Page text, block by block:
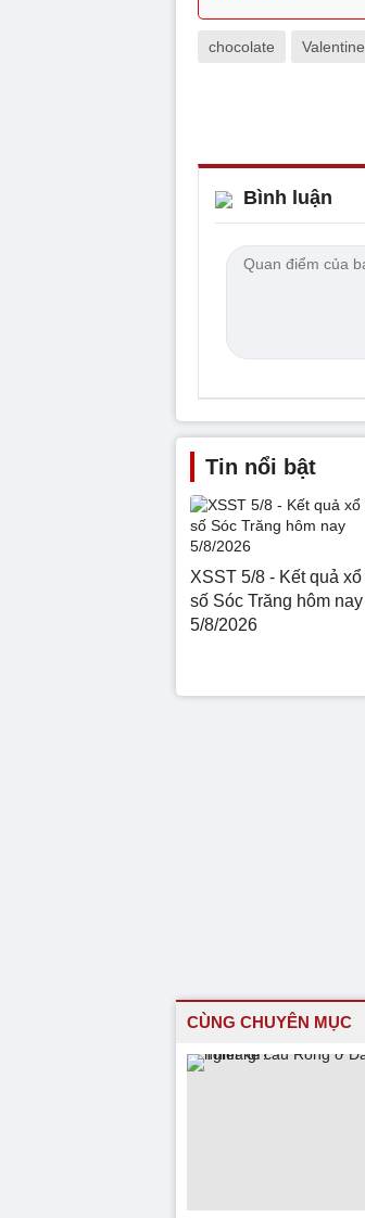
chocolate Valentine
Bình luận
Tin nổi bật
XSST 5/8 - Kết quả xổ
số Sóc Trăng hôm nay
5/8/2026
CÙNG CHUYÊN MỤC